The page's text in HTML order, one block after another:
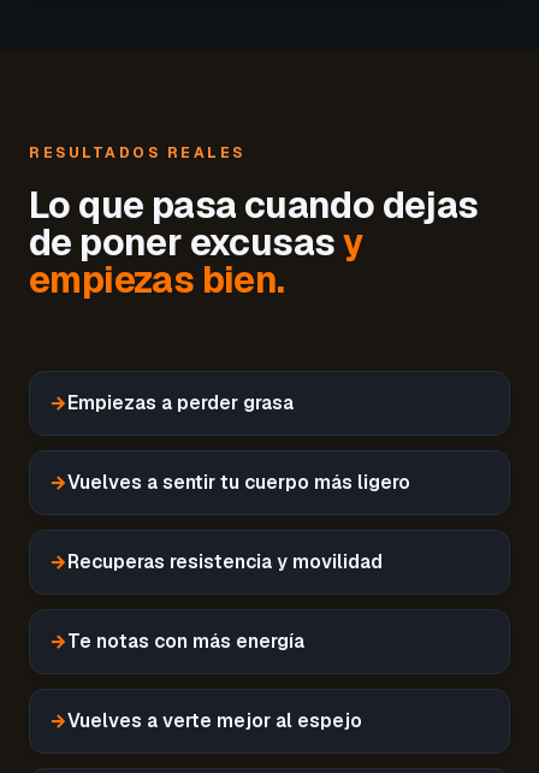
RESULTADOS REALES
Lo que pasa cuando dejas
de poner excusasy
empiezas bien.
→Empiezas a perder grasa
→Vuelves a sentir tu cuerpo más ligero
→Recuperas resistencia y movilidad
→Te notas con más energía
→Vuelves a verte mejor al espejo